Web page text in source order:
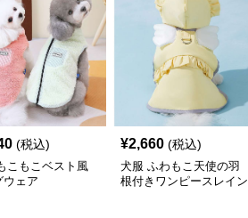
(税込)
こもこベスト風
ウェア
¥2,660 (税込)
犬服 ふわもこ天使の羽
根付きワンピースレイン